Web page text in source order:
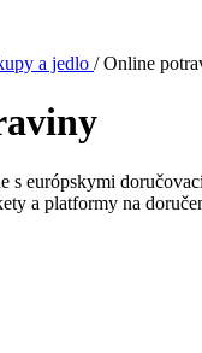
a jedlo / Online
s európskymi
a platformy na